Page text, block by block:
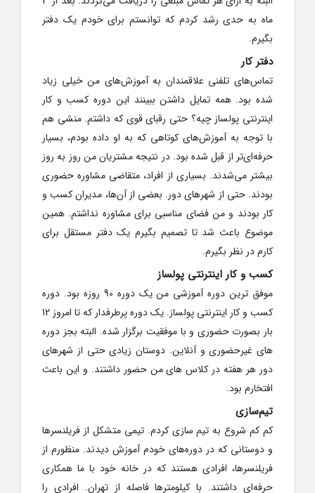
ماه به حدی رشد کردم که توانستم برای خودم یک دفتر
بگیرم.
دفتر کار
تماس‌های تلفنی علاقمندان به آموزش‌های من خیلی زیاد
شده بود. همه تمایل داشتن ببینند این دوره کسب و کار
اینترنتی پولساز چیه؟ حتی رقبای قوی که داشتم. منشی هم
با توجه به آموزش‌های کوتاهی که به او داده بودم، بسیار
حرفه‌ای‌تر از قبل شده بود. در نتیجه مشتریان من روز به روز
بیشتر می‌شدند. بسیاری از افراد، متقاضی مشاوره حضوری
بودند. حتی از شهرهای دور. بعضی از آن‌ها، مدیران کسب و
کار بودند و من فضای مناسبی برای مشاوره نداشتم. همین
موضوع باعث شد تا تصمیم بگیرم یک دفتر مستقل برای
کارم در نظر بگیرم.
کسب و کار اینترنتی پولساز
موفق ترین دوره آموزشی من یک دوره 90 روزه بود. دوره
کسب و کار اینترنتی پولساز. یک دوره پرطرفدار که تا امروز 12
بار بصورت حضوری و با موفقیت برگزار شده. البته بجز دوره
های غیرحضوری و آنلاین. دوستان زیادی حتی از شهرهای
دور هر هفته در کلاس های من حضور داشتند. و این باعث
افتخارم بود.
تیم‌سازی
کم کم شروع به تیم سازی کردم. تیمی متشکل از فریلنسرها
و دوستانی که در دوره‌های خودم آموزش دیدند. منظورم از
فریلنسرها، افرادی هستند که در خانه خود با ما همکاری
حرفه‌ای داشتند. با کیلومترها فاصله از تهران. افرادی را